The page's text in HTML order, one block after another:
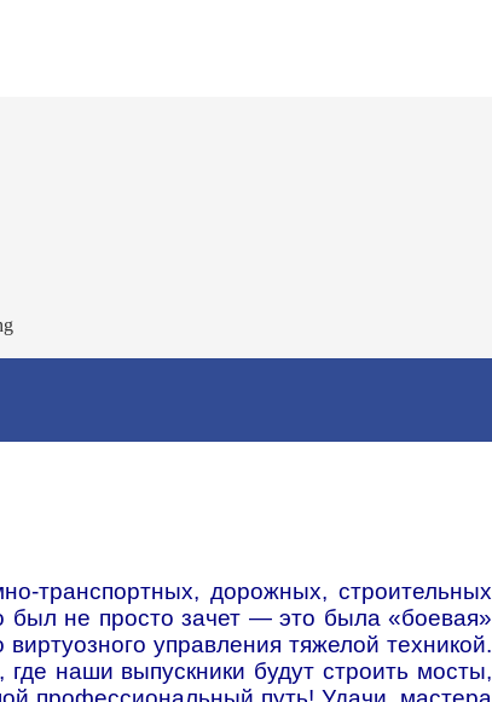
транспортных, дорожных, строительных
не просто зачет — это была «боевая»
управления тяжелой техникой.
наши выпускники будут строить мосты,